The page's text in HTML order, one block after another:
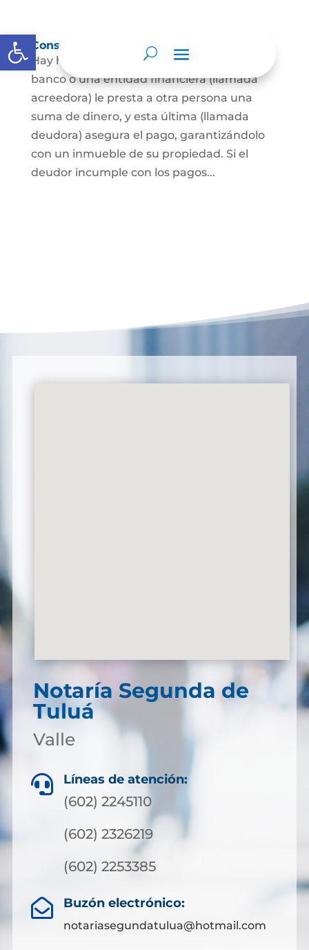
Abrir barra de herramientas
Constitución de hipoteca
Hay hipoteca cuando una persona, o un
banco o una entidad financiera (llamada
acreedora) le presta a otra persona una
suma de dinero, y esta última (llamada
deudora) asegura el pago, garantizándolo
con un inmueble de su propiedad. Si el
deudor incumple con los pagos...
Notaría Segunda de
Tuluá
Valle
 Líneas de atención:
(602) 2245110
(602) 2326219
(602) 2253385
 Buzón electrónico:
notariasegundatulua@hotmail.com